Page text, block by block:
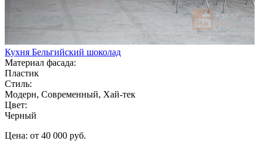
Кухня Бельгийский шоколад
Материал фасада:
Пластик
Стиль:
Модерн, Современный, Хай-тек
Цвет:
Черный
Цена: от 40 000 руб.